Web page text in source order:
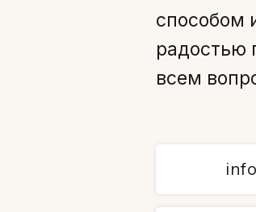
способом
радостью
всем